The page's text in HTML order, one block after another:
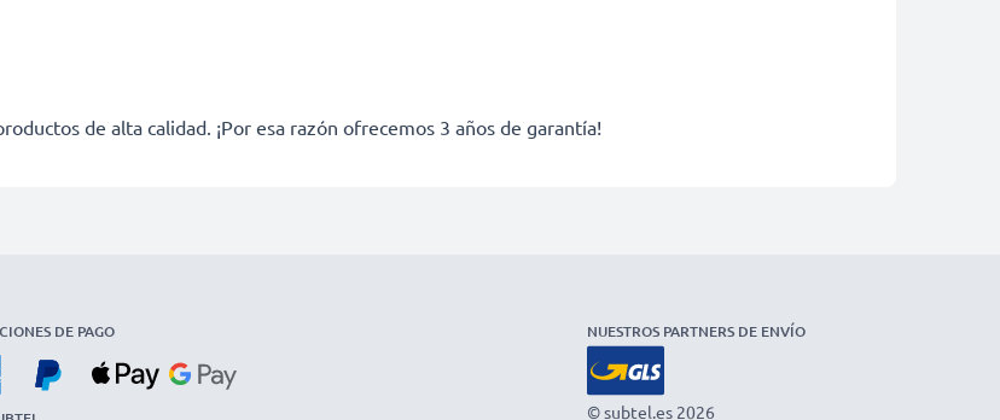
de alta calidad. ¡Por esa razón ofrecemos 3 años de garantía!
DE PAGO NUESTROS PARTNERS DE ENVÍO
© subtel.es 2026